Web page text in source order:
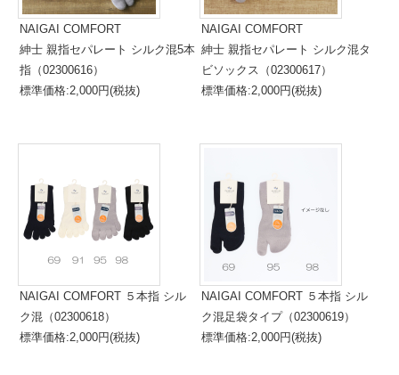
NAIGAI COMFORT
紳士 親指セパレート シルク混5本
指（02300616）
標準価格:2,000円(税抜)
NAIGAI COMFORT
紳士 親指セパレート シルク混タ
ビソックス（02300617）
標準価格:2,000円(税抜)
NAIGAI COMFORT ５本指 シル
ク混（02300618）
標準価格:2,000円(税抜)
NAIGAI COMFORT ５本指 シル
ク混足袋タイプ（02300619）
標準価格:2,000円(税抜)